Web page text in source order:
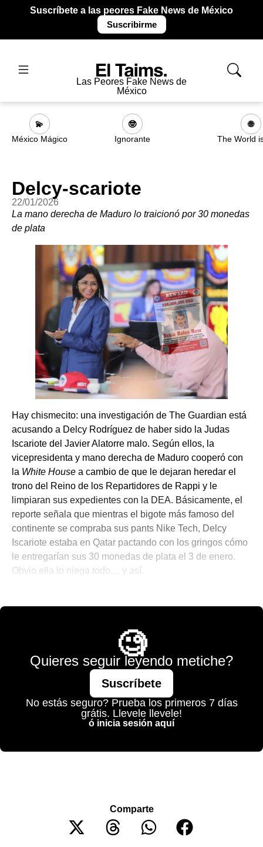
Suscríbete a las peores Fake News de México
Suscribirme
Las Peores Fake News de
México
💫
México Mágico
🤓
Ignorante
🌐
The World
Delcy-scariote
22/01/2026
La mano derecha de Maduro lo traicionó por 30 monedas
de plata
Hay chismecito: una investigación de The Guardian está
acusando a Delcy Rodríguez de haber sido la Judas
Iscariote del Javier Alatorre malo. Según ellos, la
vicepresidenta y mano derecha de Maduro cooperó con
la White House a cambio de que le dejaran heredar el
trono del Reino de los Repartidores de Rappi y le
limpiaran sus expedientes con la DEA. Básicamente, el
reporte señala que mientras el bigote más famoso del
continente se compraba sus pants Nike Tech, Delcy
Iscariote estaba en Qatar pactando con los gringos cómo
le entregarían sus 30 monedas de plata el 3 de enero.
Obvio ella lo niega todo… y así.
🧐
Quieres seguir leyendo metiche?
Suscríbete
No estás seguro? Prueba los primeros 7 días
grátis. Llevele llevele!
ó inicia sesión aquí
Comparte